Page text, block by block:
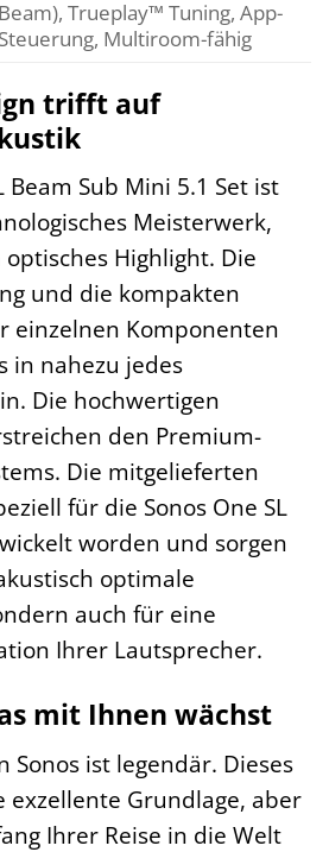
Beam), Trueplay™ Tuning, App-
Steuerung, Multiroom-fähig
trifft auf
Beam Sub Mini 5.1 Set ist
Meisterwerk,
Highlight. Die
und die kompakten
einzelnen Komponenten
in nahezu jedes
Die hochwertigen
den Premium-
Die mitgelieferten
für die Sonos One SL
worden und sorgen
optimale
auch für eine
Ihrer Lautsprecher.
mit Ihnen wächst
Sonos ist legendär. Dieses
exzellente Grundlage, aber
Ihrer Reise in die Welt